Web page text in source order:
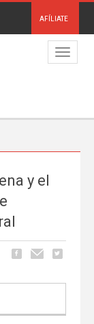
AFÍLIATE
Menú
y el